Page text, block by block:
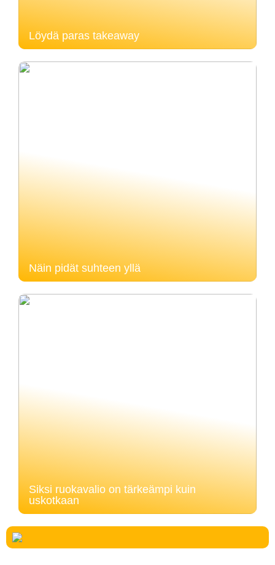
Löydä paras takeaway
Näin pidät suhteen yllä
Siksi ruokavalio on tärkeämpi kuin
uskotkaan